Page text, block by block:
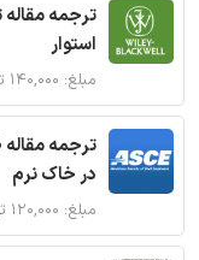
ترجمه
استوار
مبلغ: ۱۴۰,۰۰۰ تومان
ترجمه
در خاک نرم
مبلغ: ۱۲۰,۰۰۰ تومان